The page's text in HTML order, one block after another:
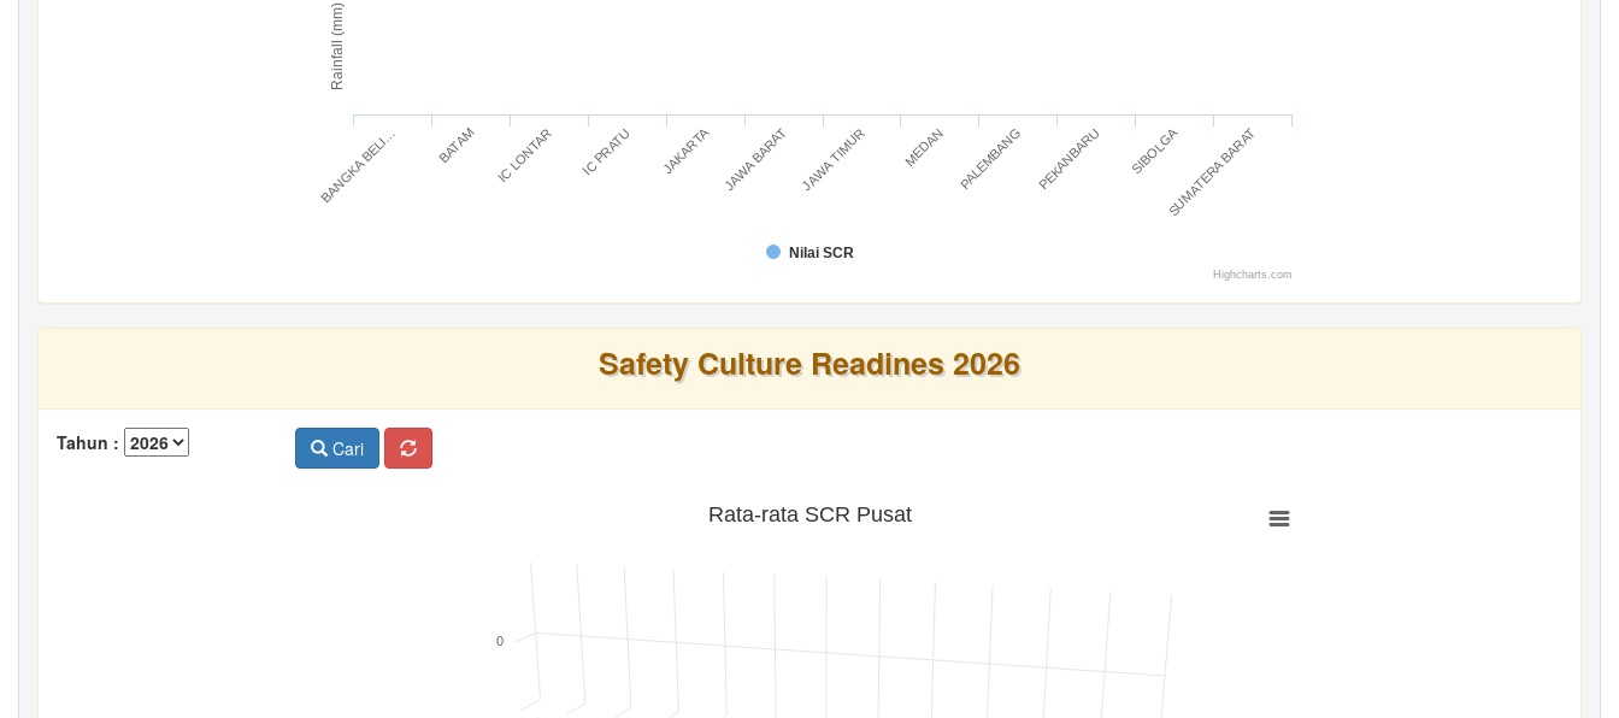
Rainfall (mm)
Nilai SCR
BANGKA BELI… BATAM IC LONTAR IC PRATU JAKARTA JAWA BARAT JAWA TIMUR MEDAN PALEMBANG PEKANBARU SIBOLGASUMATERA BARAT
Highcharts.com
Safety Culture Readines 2026
Tahun : Cari
Rata-rata SCR Pusat
0